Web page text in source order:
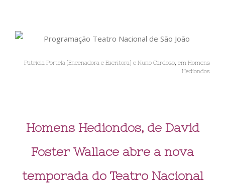
Patrícia Portela (Encenadora e Escritora) e Nuno Cardoso, em Homens
Hediondos
Homens Hediondos, de David
Foster Wallace abre a nova
temporada do Teatro Nacional